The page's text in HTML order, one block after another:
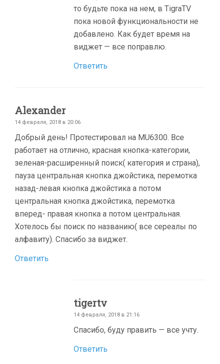
то будьте пока на нем, в TigraTV
пока новой функциональности не
добавлено. Как будет время на
виджет — все поправлю.
Ответить
Alexander
14 февраля, 2018 в 20:06
Добрый день! Протестировал на MU6300. Все
работает на отлично, красная кнопка-категории,
зеленая-расширенный поиск( категория и страна),
пауза центральная кнопка джойстика, перемотка
назад-левая кнопка джойстика а потом
центральная кнопка джойстика, перемотка
вперед- правая кнопка а потом центральная.
Хотелось бы поиск по названию( все сереалы по
алфавиту). Спасибо за виджет.
Ответить
tigertv
14 февраля, 2018 в 21:16
Cпасибо, буду править — все учту.
Ответить